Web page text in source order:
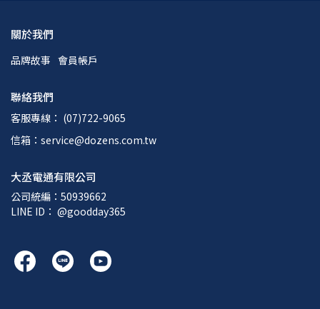
關於我們
品牌故事 會員帳戶
聯絡我們
客服專線： (07)722-9065
信箱：service@dozens.com.tw
大丞電通有限公司
公司統編：50939662
LINE ID： @goodday365